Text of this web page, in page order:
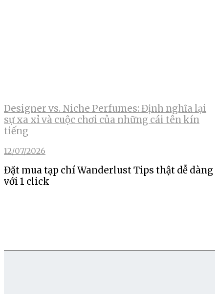
Designer vs. Niche Perfumes: Định nghĩa lại
sự xa xỉ và cuộc chơi của những cái tên kín
tiếng
12/07/2026
Đặt mua tạp chí Wanderlust Tips thật dễ dàng
với 1 click